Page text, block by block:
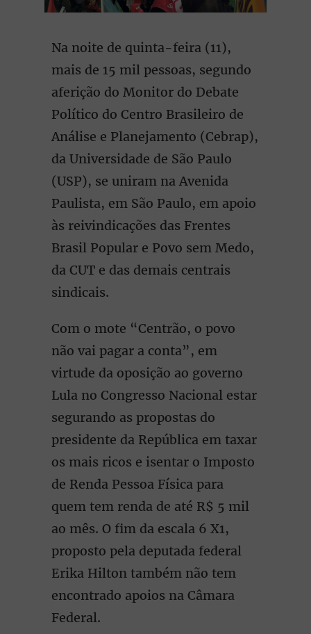
Na noite de quinta-feira (11),
mais de 15 mil pessoas, segundo
aferição do Monitor do Debate
Político do Centro Brasileiro de
Análise e Planejamento (Cebrap),
da Universidade de São Paulo
(USP), se uniram na Avenida
Paulista, em São Paulo, em apoio
às reivindicações das Frentes
Brasil Popular e Povo sem Medo,
da CUT e das demais centrais
sindicais.
Com o mote “Centrão, o povo
não vai pagar a conta”, em
virtude da oposição ao governo
Lula no Congresso Nacional estar
segurando as propostas do
presidente da República em taxar
os mais ricos e isentar o Imposto
de Renda Pessoa Física para
quem tem renda de até R$ 5 mil
ao mês. O fim da escala 6 X1,
proposto pela deputada federal
Erika Hilton também não tem
encontrado apoios na Câmara
Federal.